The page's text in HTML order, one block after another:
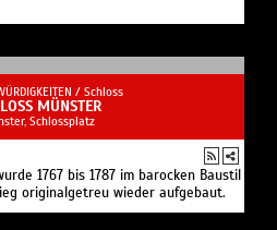
/ Schloss
MÜNSTER
Schlossplatz
1767 bis 1787 im barocken Baustil
originalgetreu wieder aufgebaut.